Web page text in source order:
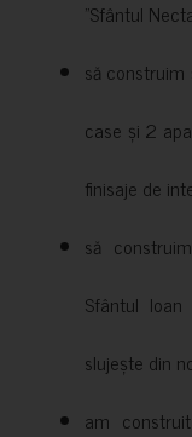
”Sfântul
să construim
case și 2
finisaje de
să
Sfântul
slujește din
am